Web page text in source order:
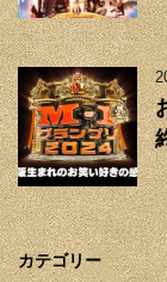
カテゴリー